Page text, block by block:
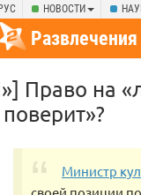
НОВОСТИ
Развлечения
Право на
Министр